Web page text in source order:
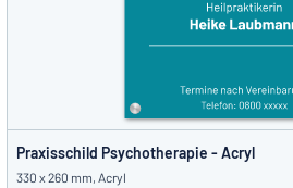
Praxisschild Psychotherapie - Acryl
330 x 260 mm, Acryl